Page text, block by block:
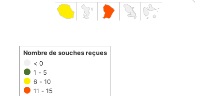
< 0
1 - 5
6 - 10
11 - 15
Nombre de souches reçues